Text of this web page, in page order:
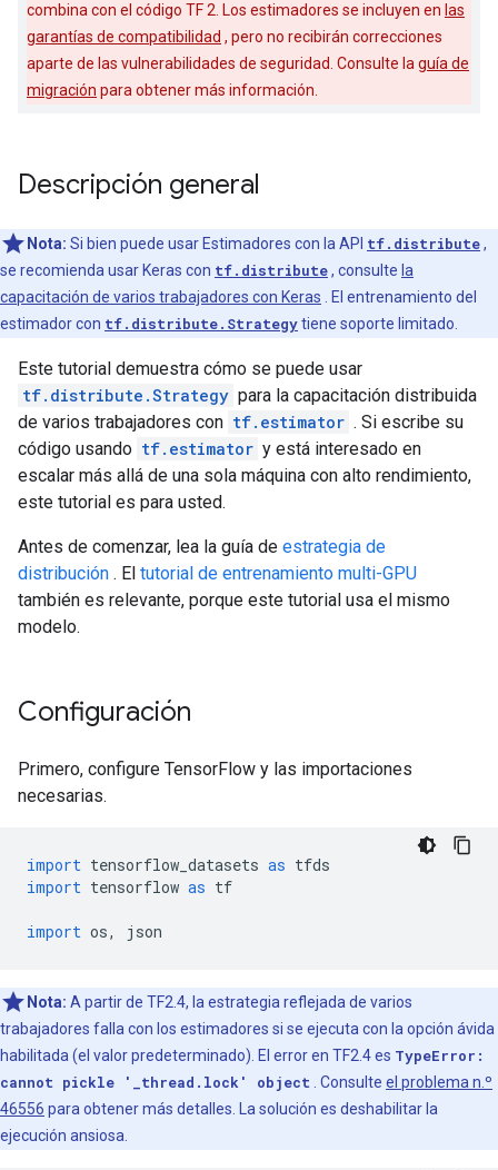
combina con el código TF 2. Los estimadores se incluyen en las
garantías de compatibilidad , pero no recibirán correcciones
aparte de las vulnerabilidades de seguridad. Consulte la guía de
migración para obtener más información.
Descripción general
Nota: Si bien puede usar Estimadores con la API tf.distribute,
se recomienda usar Keras con tf.distribute, consulte la
capacitación de varios trabajadores con Keras . El entrenamiento del
estimador con tf.distribute.Strategytiene soporte limitado.
Este tutorial demuestra cómo se puede usar
tf.distribute.Strategy para la capacitación distribuida
de varios trabajadores con tf.estimator . Si escribe su
código usando tf.estimator y está interesado en
escalar más allá de una sola máquina con alto rendimiento,
este tutorial es para usted.
Antes de comenzar, lea la guía de estrategia de
distribución . El tutorial de entrenamiento multi-GPU
también es relevante, porque este tutorial usa el mismo
modelo.
Configuración
Primero, configure TensorFlow y las importaciones
necesarias.
import tensorflow_datasets as tfds
import tensorflow as tf
import os, json
Nota: A partir de TF2.4, la estrategia reflejada de varios
trabajadores falla con los estimadores si se ejecuta con la opción ávida
habilitada (el valor predeterminado). El error en TF2.4 es TypeError:
cannot pickle '_thread.lock' object . Consulte el problema n.º
46556 para obtener más detalles. La solución es deshabilitar la
ejecución ansiosa.